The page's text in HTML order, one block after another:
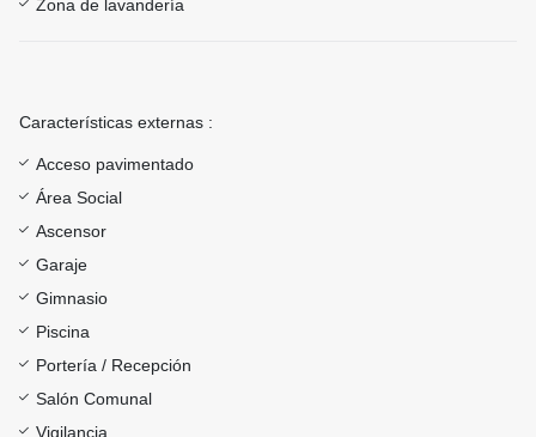
Zona de lavandería
Características externas :
Acceso pavimentado
Área Social
Ascensor
Garaje
Gimnasio
Piscina
Portería / Recepción
Salón Comunal
Vigilancia